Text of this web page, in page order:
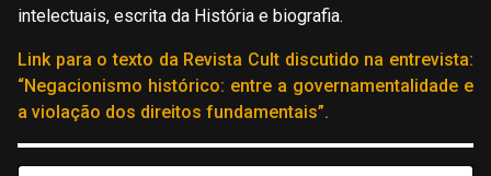
intelectuais, escrita da História e biografia.
Link para o texto da Revista Cult discutido na entrevista:
“Negacionismo histórico: entre a governamentalidade e
a violação dos direitos fundamentais”.